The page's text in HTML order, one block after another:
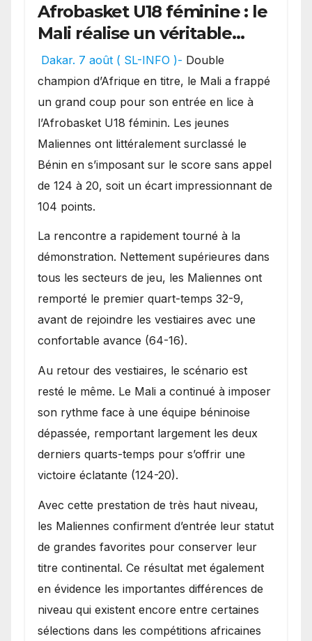
Afrobasket U18 féminine : le
Mali réalise un véritable
festival offensif et inflige
une lourde défaite au
Bénin.
Dakar. 7 août ( SL-INFO )- Double
champion d’Afrique en titre, le Mali a frappé
un grand coup pour son entrée en lice à
l’Afrobasket U18 féminin. Les jeunes
Maliennes ont littéralement surclassé le
Bénin en s’imposant sur le score sans appel
de 124 à 20, soit un écart impressionnant de
104 points.
La rencontre a rapidement tourné à la
démonstration. Nettement supérieures dans
tous les secteurs de jeu, les Maliennes ont
remporté le premier quart-temps 32-9,
avant de rejoindre les vestiaires avec une
confortable avance (64-16).
Au retour des vestiaires, le scénario est
resté le même. Le Mali a continué à imposer
son rythme face à une équipe béninoise
dépassée, remportant largement les deux
derniers quarts-temps pour s’offrir une
victoire éclatante (124-20).
Avec cette prestation de très haut niveau,
les Maliennes confirment d’entrée leur statut
de grandes favorites pour conserver leur
titre continental. Ce résultat met également
en évidence les importantes différences de
niveau qui existent encore entre certaines
sélections dans les compétitions africaines